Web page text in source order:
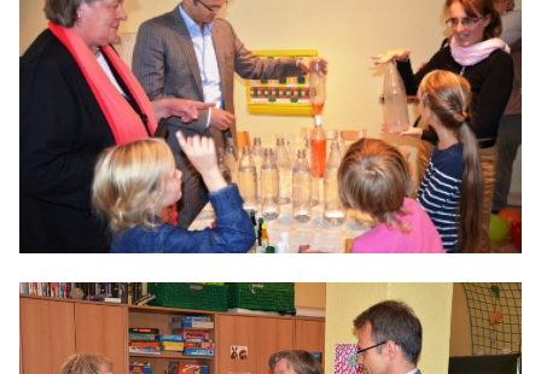
IDENTITÄT
MEINE 10 PUNKTE
LINKS